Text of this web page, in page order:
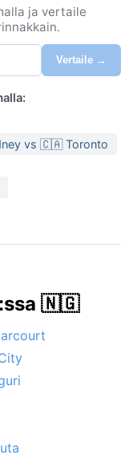
selkeään
tuo
ja kosteus
ympäri
kausi
ja pölyinen –
tuuli tuo
sameuttaa
kevyet
kosteus on
päivisin
ei juuri esiinny,
Sadekausi
tyypillisesti
aidon
ja vertaile
Vertaile →
vs 🇨🇦 Toronto
🇳🇬